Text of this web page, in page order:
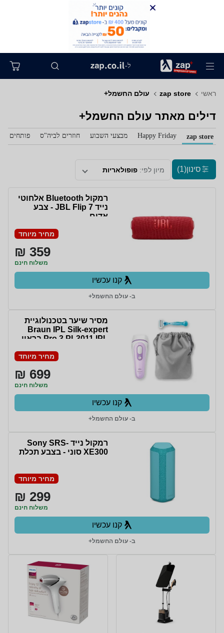
ל-
ראשי zap store עולם החשמל+
דילים מאתר עולם החשמל+
zap store
Happy Friday מבצעי השבוע חוזרים לביה"ס פותחים
סינון(1) מיון לפי: פופולאריות
רמקול Bluetooth אלחוטי
נייד JBL Flip 7 - צבע
אדום
מחיר מיוחד
359 ₪
משלוח חינם
קנו עכשיו
ב- עולם החשמל+
מסיר שיער בטכנולוגיית
Braun IPL Silk-expert
Pro 3 PL3011 IPL בראון
מחיר מיוחד
699 ₪
משלוח חינם
קנו עכשיו
ב- עולם החשמל+
‏רמקול נייד Sony SRS-
XE300 סוני - בצבע תכלת
מחיר מיוחד
299 ₪
משלוח חינם
קנו עכשיו
ב- עולם החשמל+